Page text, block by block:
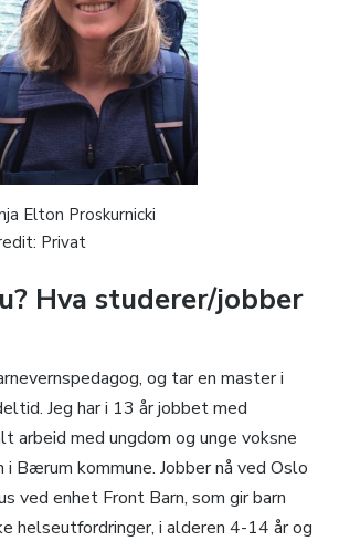
Elton Proskurnicki
Privat
Hva studerer/jobber
og tar en master i
Jeg har i 13 år jobbet med
arbeid med ungdom og unge voksne
Bærum kommune. Jobber nå ved Oslo
ved enhet Front Barn, som gir barn
helseutfordringer, i alderen 4-14 år og